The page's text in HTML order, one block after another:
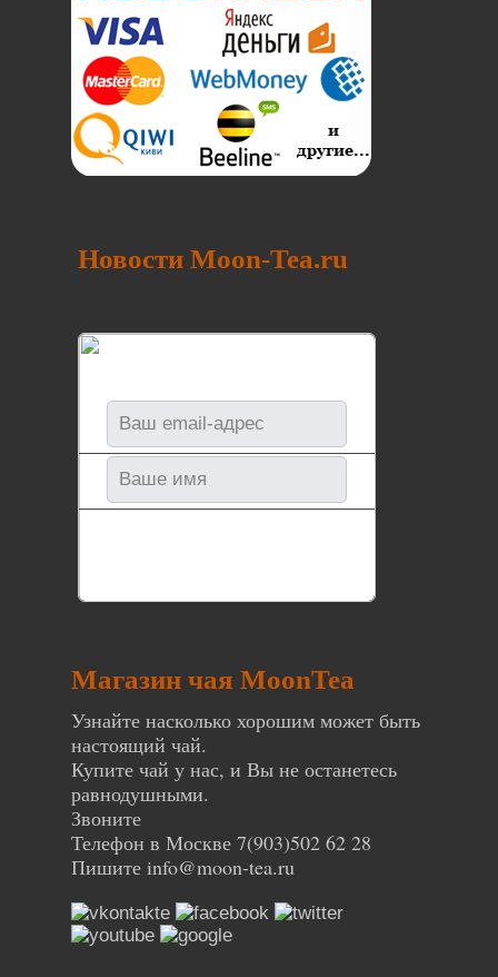
Новости Moon-Tea.ru
Магазин чая MoonTea
Узнайте насколько хорошим может быть
настоящий чай.
Купите чай у нас, и Вы не останетесь
равнодушными.
Звоните
Телефон в Москве 7(903)502 62 28
Пишите info@moon-tea.ru